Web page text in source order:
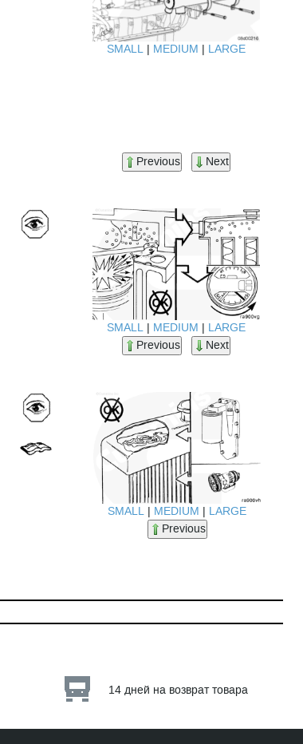
SMALL | MEDIUM | LARGE
Previous Next
SMALL | MEDIUM | LARGE
Previous
Next
SMALL | MEDIUM | LARGE
Previous
14 дней на возврат товара